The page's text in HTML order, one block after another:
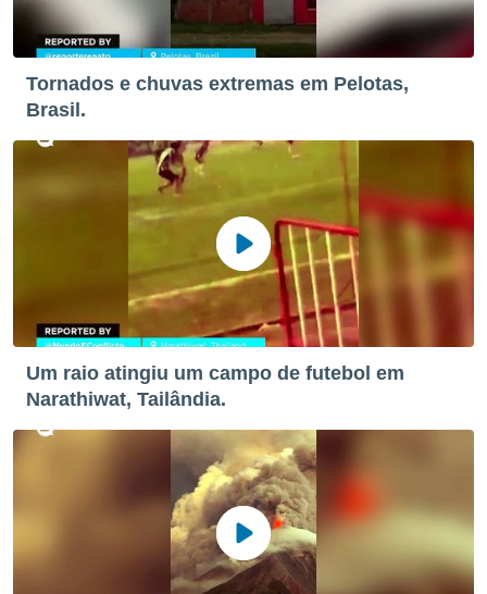
Tornados e chuvas extremas em Pelotas,
Brasil.
Um raio atingiu um campo de futebol em
Narathiwat, Tailândia.